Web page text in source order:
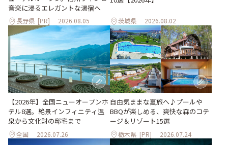
音楽に浸るエレガントな湯宿へ
長野県 [PR] 2026.08.05 茨城県 2026.08.02
【2026年】全国ニューオープンホ
テル8選。絶景インフィニティ温
泉から文化財の邸宅まで
全国 2026.07.26
自由気ままな夏旅へ♪プールや
BBQが楽しめる、爽快な森のコテ
ージ＆リゾート15選
栃木県 [PR] 2026.07.24